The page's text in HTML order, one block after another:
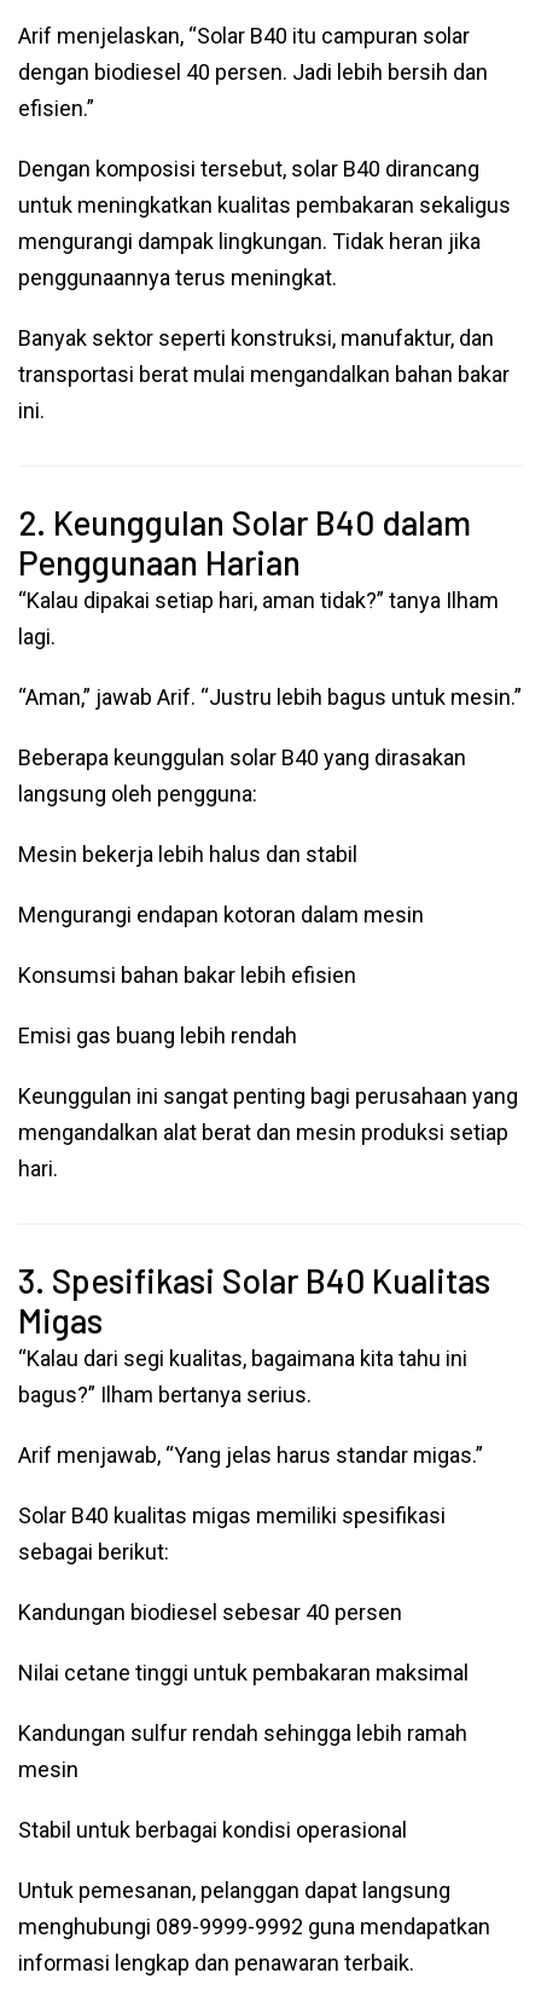
Arif menjelaskan, “Solar B40 itu campuran solar
dengan biodiesel 40 persen. Jadi lebih bersih dan
efisien.”
Dengan komposisi tersebut, solar B40 dirancang
untuk meningkatkan kualitas pembakaran sekaligus
mengurangi dampak lingkungan. Tidak heran jika
penggunaannya terus meningkat.
Banyak sektor seperti konstruksi, manufaktur, dan
transportasi berat mulai mengandalkan bahan bakar
ini.
2. Keunggulan Solar B40 dalam
Penggunaan Harian
“Kalau dipakai setiap hari, aman tidak?” tanya Ilham
lagi.
“Aman,” jawab Arif. “Justru lebih bagus untuk mesin.”
Beberapa keunggulan solar B40 yang dirasakan
langsung oleh pengguna:
Mesin bekerja lebih halus dan stabil
Mengurangi endapan kotoran dalam mesin
Konsumsi bahan bakar lebih efisien
Emisi gas buang lebih rendah
Keunggulan ini sangat penting bagi perusahaan yang
mengandalkan alat berat dan mesin produksi setiap
hari.
3. Spesifikasi Solar B40 Kualitas
Migas
“Kalau dari segi kualitas, bagaimana kita tahu ini
bagus?” Ilham bertanya serius.
Arif menjawab, “Yang jelas harus standar migas.”
Solar B40 kualitas migas memiliki spesifikasi
sebagai berikut:
Kandungan biodiesel sebesar 40 persen
Nilai cetane tinggi untuk pembakaran maksimal
Kandungan sulfur rendah sehingga lebih ramah
mesin
Stabil untuk berbagai kondisi operasional
Untuk pemesanan, pelanggan dapat langsung
menghubungi 089-9999-9992 guna mendapatkan
informasi lengkap dan penawaran terbaik.